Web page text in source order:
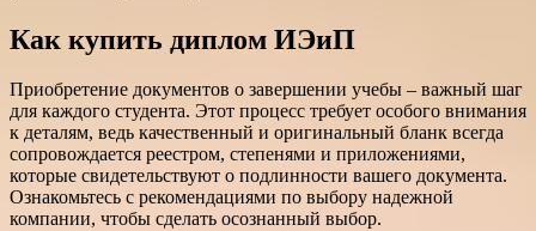
Как купить диплом ИЭиП
Приобретение документов о завершении учебы – важный шаг
для каждого студента. Этот процесс требует особого внимания
к деталям, ведь качественный и оригинальный бланк всегда
сопровождается реестром, степенями и приложениями,
которые свидетельствуют о подлинности вашего документа.
Ознакомьтесь с рекомендациями по выбору надежной
компании, чтобы сделать осознанный выбор.